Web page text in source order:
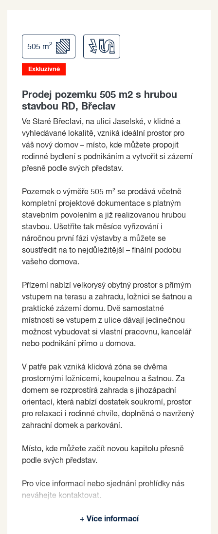
505 m2
Exkluzivně
Prodej pozemku 505 m2 s hrubou
stavbou RD, Břeclav
Ve Staré Břeclavi, na ulici Jaselské, v klidné a
vyhledávané lokalitě, vzniká ideální prostor pro
váš nový domov – místo, kde můžete propojit
rodinné bydlení s podnikáním a vytvořit si zázemí
přesně podle svých představ.
Pozemek o výměře 505 m² se prodává včetně
kompletní projektové dokumentace s platným
stavebním povolením a již realizovanou hrubou
stavbou. Ušetříte tak měsíce vyřizování i
náročnou první fázi výstavby a můžete se
soustředit na to nejdůležitější – finální podobu
vašeho domova.
Přízemí nabízí velkorysý obytný prostor s přímým
vstupem na terasu a zahradu, ložnici se šatnou a
praktické zázemí domu. Dvě samostatné
místnosti se vstupem z ulice dávají jedinečnou
možnost vybudovat si vlastní pracovnu, kancelář
nebo podnikání přímo u domova.
V patře pak vzniká klidová zóna se dvěma
prostornými ložnicemi, koupelnou a šatnou. Za
domem se rozprostírá zahrada s jihozápadní
orientací, která nabízí dostatek soukromí, prostor
pro relaxaci i rodinné chvíle, doplněná o navržený
zahradní domek a parkování.
Místo, kde můžete začít novou kapitolu přesně
podle svých představ.
Pro více informací nebo sjednání prohlídky nás
neváhejte kontaktovat.
na základě jím zvolených kritérií.
+ Více informací